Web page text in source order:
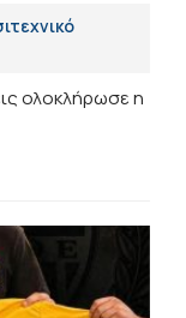
ολοκλήρωσε η